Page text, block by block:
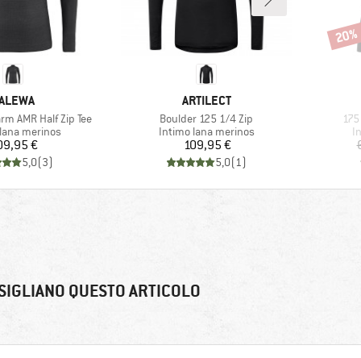
AMR Half Zip Tee
di prodotti
merinos
Prezzo
€
5,0(3)
MARCHIO
ARTILECT
Articolo
Boulder 125 1/4 Zip
Gruppo di prodotti
Intimo lana merinos
Prezzo
109,95 €
5,0(1)
20%
QUESTO ARTICOLO